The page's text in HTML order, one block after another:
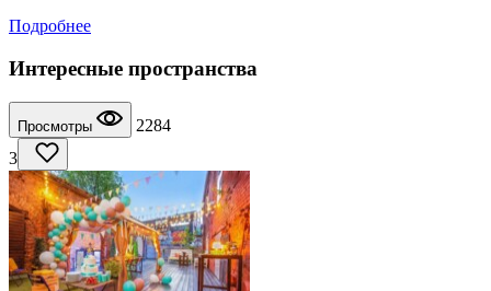
Подробнее
Интересные пространства
Просмотры
2284
3